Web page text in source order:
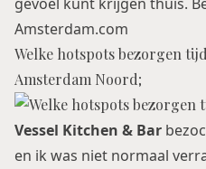
Amsterdam.com
Welke hotspots bezorgen
Amsterdam Noord;
Vessel Kitchen & Bar
en ik was niet normaal